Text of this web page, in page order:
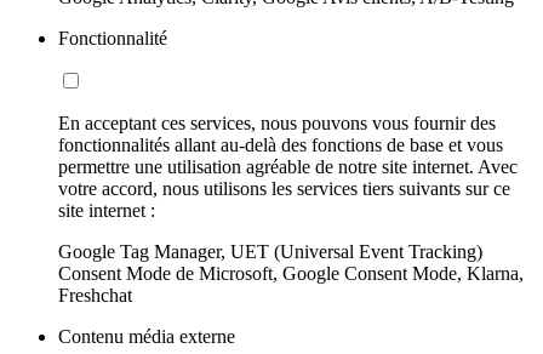
Fonctionnalité
En acceptant ces services, nous pouvons vous fournir des
fonctionnalités allant au-delà des fonctions de base et vous
permettre une utilisation agréable de notre site internet. Avec
votre accord, nous utilisons les services tiers suivants sur ce
site internet :
Google Tag Manager, UET (Universal Event Tracking)
Consent Mode de Microsoft, Google Consent Mode, Klarna,
Freshchat
Contenu média externe